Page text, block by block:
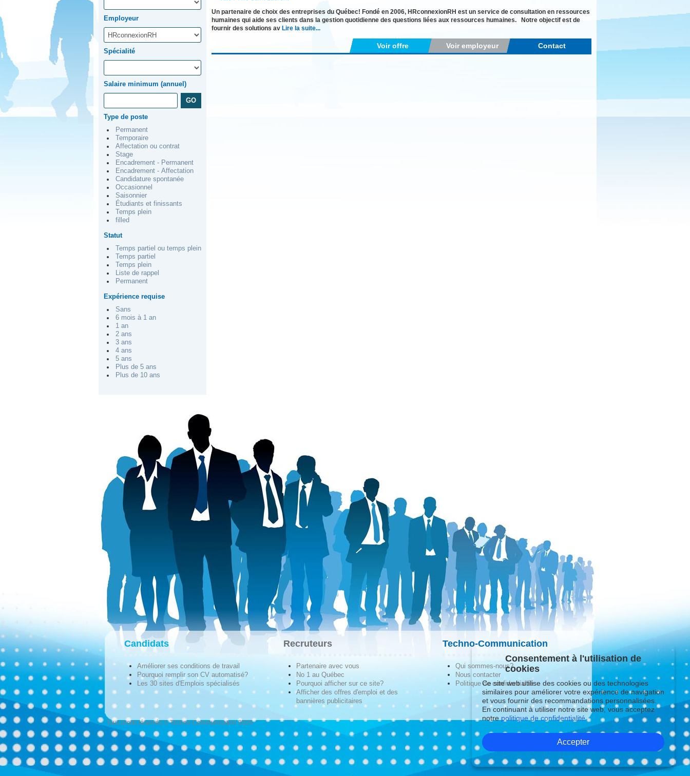
Employeur
Spécialité
Salaire minimum (annuel)
Type de poste
Permanent
Temporaire
Affectation ou contrat
Stage
Encadrement - Permanent
Encadrement - Affectation
Candidature spontanée
Occasionnel
Saisonnier
Étudiants et finissants
Temps plein
filled
Statut
Temps partiel ou temps plein
Temps partiel
Temps plein
Liste de rappel
Permanent
Expérience requise
Sans
6 mois à 1 an
1 an
2 ans
3 ans
4 ans
5 ans
Plus de 5 ans
Plus de 10 ans
Un partenaire de choix des entreprises du Québec! Fondé en 2006, HRconnexionRH est un service de consultation en ressources
humaines qui aide ses clients dans la gestion quotidienne des questions liées aux ressources humaines. Notre objectif est de
fournir des solutions av Lire la suite...
Voir offre Voir employeur Contact
Candidats
Améliorer ses conditions de travail
Pourquoi remplir son CV automatisé?
Les 30 sites d'Emplois spécialisés
Recruteurs
Partenaire avec vous
No 1 au Québec
Pourquoi afficher sur ce site?
Afficher des offres d'emploi et des
bannières publicitaires
Techno-Communication
Qui sommes-nous?
Nous contacter
Politique de confidentialité
Tous droits réservés © Techno-Communication 2026
Consentement à l'utilisation de
cookies
Ce site web utilise des cookies ou des technologies
similaires pour améliorer votre expérience de navigation
et vous fournir des recommandations personnalisées.
En continuant à utiliser notre site web, vous acceptez
notre politique de confidentialité.
Accepter